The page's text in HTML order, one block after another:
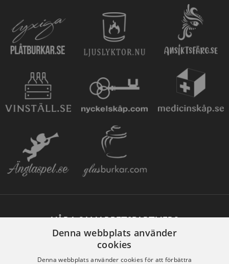
VÅRA SAMARBETSPARTNERS
Denna webbplats använder
cookies
Denna webbplats använder cookies för att förbättra